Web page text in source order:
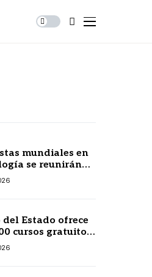
mundiales en
se reunirán
del Estado ofrece
cursos gratuitos
prestadores